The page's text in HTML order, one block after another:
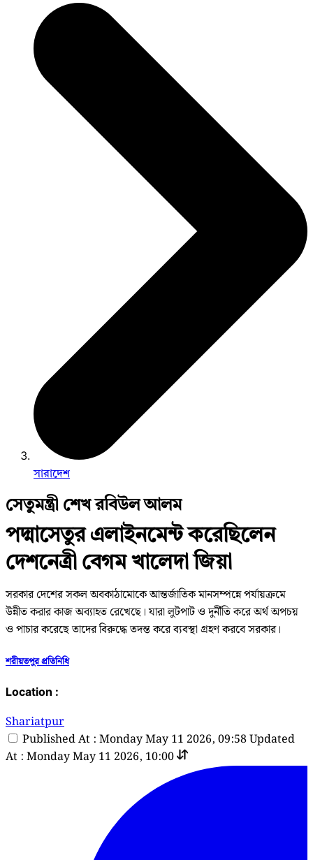
সারাদেশ
সেতুমন্ত্রী শেখ রবিউল আলম
পদ্মাসেতুর এলাইনমেন্ট করেছিলেন
দেশনেত্রী বেগম খালেদা জিয়া
সরকার দেশের সকল অবকাঠামোকে আন্তর্জাতিক মানসম্পন্নে পর্যায়ক্রমে
উন্নীত করার কাজ অব্যাহত রেখেছে। যারা লুটপাট ও দুর্নীতি করে অর্থ অপচয়
ও পাচার করেছে তাদের বিরুদ্ধে তদন্ত করে ব্যবস্থা গ্রহণ করবে সরকার।
শরীয়তপুর প্রতিনিধি
Location :
Shariatpur
Published At : Monday May 11 2026, 09:58Updated
At : Monday May 11 2026, 10:00